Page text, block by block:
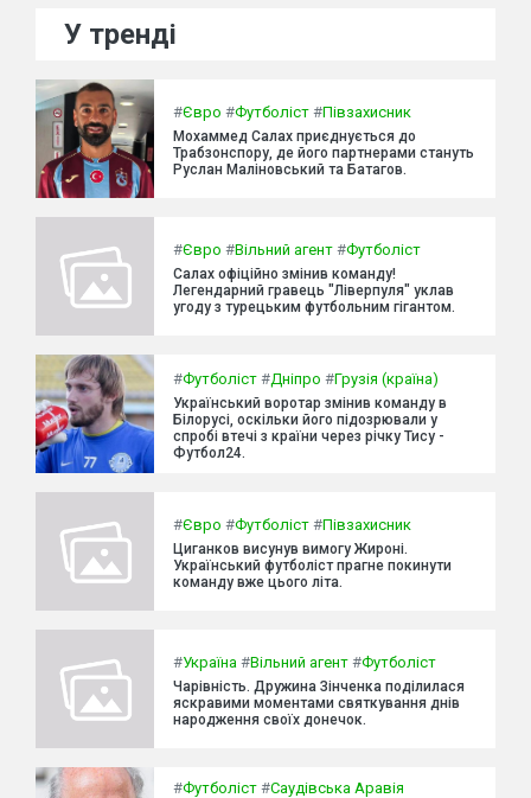
У тренді
#Євро #Футболіст #Півзахисник
Мохаммед Салах приєднується до
Трабзонспору, де його партнерами стануть
Руслан Маліновський та Батагов.
#Євро #Вільний агент #Футболіст
Салах офіційно змінив команду!
Легендарний гравець "Ліверпуля" уклав
угоду з турецьким футбольним гігантом.
#Футболіст #Дніпро #Грузія (країна)
Український воротар змінив команду в
Білорусі, оскільки його підозрювали у
спробі втечі з країни через річку Тису -
Футбол24.
#Євро #Футболіст #Півзахисник
Циганков висунув вимогу Жироні.
Український футболіст прагне покинути
команду вже цього літа.
#Україна #Вільний агент #Футболіст
Чарівність. Дружина Зінченка поділилася
яскравими моментами святкування днів
народження своїх донечок.
#Футболіст #Саудівська Аравія